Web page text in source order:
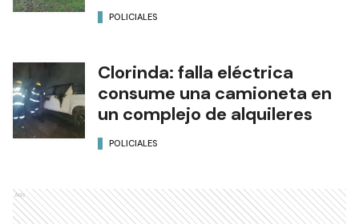
POLICIALES
Clorinda: falla eléctrica
consume una camioneta en
un complejo de alquileres
POLICIALES
Ads